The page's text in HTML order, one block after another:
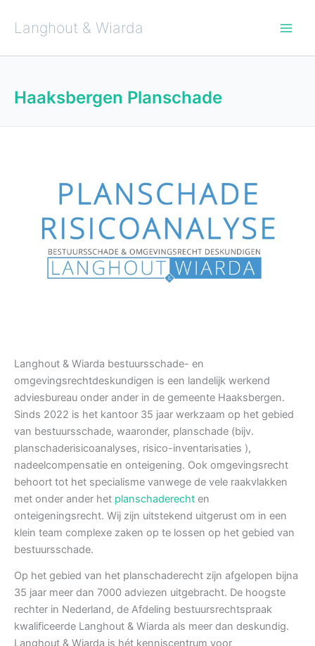
inhoudLanghout & Wiarda
Haaksbergen Planschade
Langhout & Wiarda bestuursschade- en
omgevingsrechtdeskundigen is een landelijk werkend
adviesbureau onder ander in de gemeente Haaksbergen.
Sinds 2022 is het kantoor 35 jaar werkzaam op het gebied
van bestuursschade, waaronder, planschade (bijv.
planschaderisicoanalyses, risico-inventarisaties ),
nadeelcompensatie en onteigening. Ook omgevingsrecht
behoort tot het specialisme vanwege de vele raakvlakken
met onder ander het planschaderecht en
onteigeningsrecht. Wij zijn uitstekend uitgerust om in een
klein team complexe zaken op te lossen op het gebied van
bestuursschade.
Op het gebied van het planschaderecht zijn afgelopen bijna
35 jaar meer dan 7000 adviezen uitgebracht. De hoogste
rechter in Nederland, de Afdeling bestuursrechtspraak
kwalificeerde Langhout & Wiarda als meer dan deskundig.